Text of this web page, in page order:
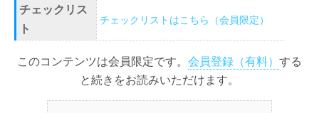
チェックリス
ト
チェックリストはこちら（会員限定）
このコンテンツは会員限定です。 会員登録（有料） する
と続きをお読みいただけます。